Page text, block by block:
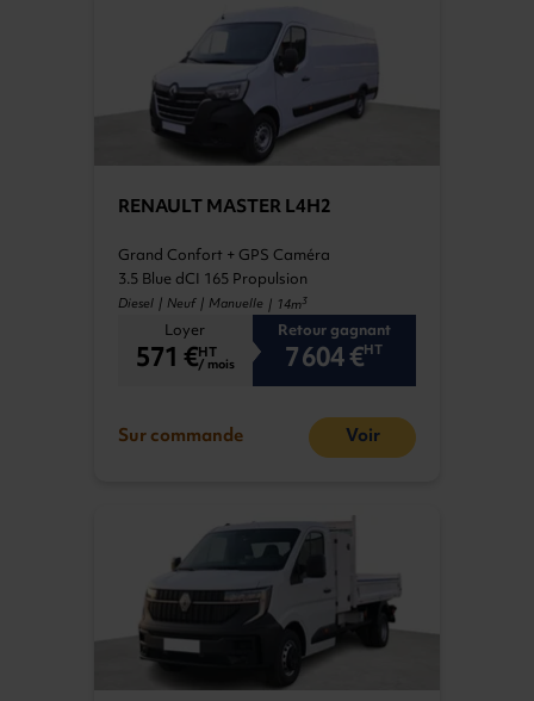
RENAULT MASTER L4H2
Grand Confort + GPS Caméra
3.5 Blue dCI 165 Propulsion
Diesel | Neuf | Manuelle | 14m3
Loyer
571 €HT
/ mois
Retour gagnant
7 604 €HT
Sur commande Voir